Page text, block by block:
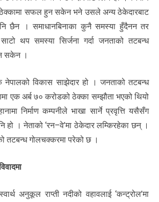
सफल हुन सकेन भने उसले अन्य ठेकेदारबाट
छैन । समाधानबिनाका कुनै समस्या हुँदैनन तर
थप समस्या सिर्जना गर्दा जनताको तटबन्ध
सकेन ।
नेपालको विकास साझेदार हो । जनताको तटबन्ध
एक अर्ब ७० करोडको ठेक्का सम्झौता भएको थियो
निर्माण कम्पनीले भाखा सार्ने प्रवृत्ति यसैसँग
हो । नेताको ‘रन–वे’मा ठेकेदार लम्किरहेका छन् ।
तटबन्ध गोलचक्करमा परेको छ ।
अनुकूल राप्ती नदीको वहावलाई ‘कन्ट्रोल’मा